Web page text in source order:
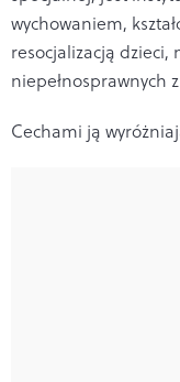
wychowaniem,
resocjalizacją dzieci,
niepełnosprawnych
Cechami ją